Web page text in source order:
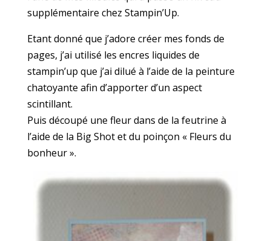
supplémentaire chez Stampin’Up.
Etant donné que j’adore créer mes fonds de
pages, j’ai utilisé les encres liquides de
stampin’up que j’ai dilué à l’aide de la peinture
chatoyante afin d’apporter d’un aspect
scintillant.
Puis découpé une fleur dans de la feutrine à
l’aide de la Big Shot et du poinçon « Fleurs du
bonheur ».